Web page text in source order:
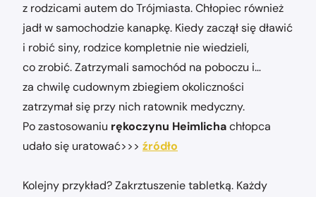
z rodzicami autem do Trójmiasta. Chłopiec również
jadł w samochodzie kanapkę. Kiedy zaczął się dławić
i robić siny, rodzice kompletnie nie wiedzieli,
co zrobić. Zatrzymali samochód na poboczu i…
za chwilę cudownym zbiegiem okoliczności
zatrzymał się przy nich ratownik medyczny.
Po zastosowaniu rękoczynu Heimlichachłopca
udało się uratować>>> źródło
Kolejny przykład? Zakrztuszenie tabletką. Każdy